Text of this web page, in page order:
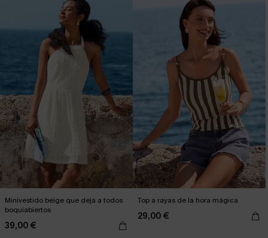
Minivestido beige que deja a todos
boquiabiertos
39,00 €
Top a rayas de la hora mágica
29,00 €